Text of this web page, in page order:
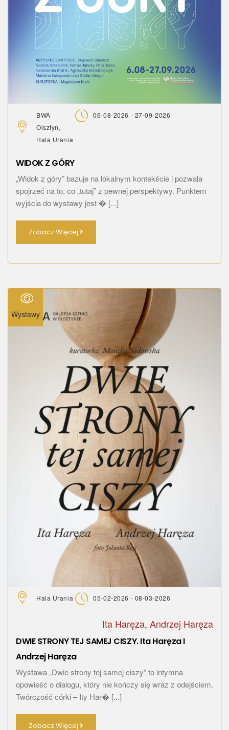
BWA
Olsztyn,
Hala Urania
06-08-2026 - 27-09-2026
WIDOK Z GÓRY
„Widok z góry” bazuje na lokalnym kontekście i pozwala
spojrzeć na to, co „tutaj” z pewnej perspektywy. Punktem
wyjścia do wystawy jest � [...]
Zobacz Więcej
Wystawy
Hala Urania 05-02-2026 - 08-03-2026
Ita Haręza, Andrzej Haręza
DWIE STRONY TEJ SAMEJ CISZY. Ita Haręza I
Andrzej Haręza
Wystawa „Dwie strony tej samej ciszy” to intymna
opowieść o dialogu, który nie kończy się wraz z odejściem.
Twórczość córki – Ity Har� [...]
Zobacz Więcej